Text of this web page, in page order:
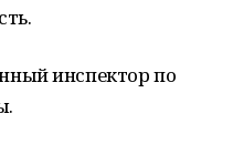
инспектор по